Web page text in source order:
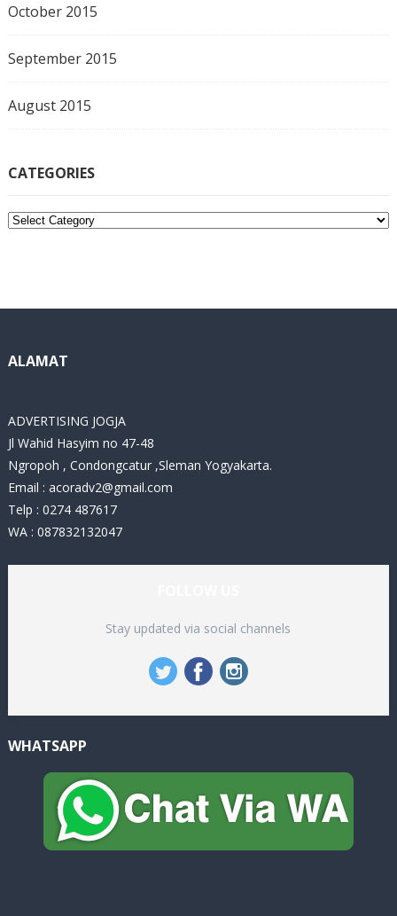
October 2015
September 2015
August 2015
CATEGORIES
C
i
ALAMAT
ADVERTISING JOGJA
Jl Wahid Hasyim no 47-48
Ngropoh , Condongcatur ,Sleman Yogyakarta.
Email : acoradv2@gmail.com
Telp : 0274 487617
WA : 087832132047
Stay updated via social channels
WHATSAPP